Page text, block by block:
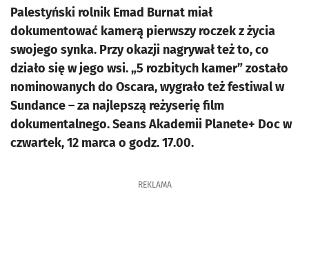
Palestyński rolnik Emad Burnat miał
dokumentować kamerą pierwszy roczek z życia
swojego synka. Przy okazji nagrywał też to, co
działo się w jego wsi. „5 rozbitych kamer” zostało
nominowanych do Oscara, wygrało też festiwal w
Sundance – za najlepszą reżyserię film
dokumentalnego. Seans Akademii Planete+ Doc w
czwartek, 12 marca o godz. 17.00.
REKLAMA